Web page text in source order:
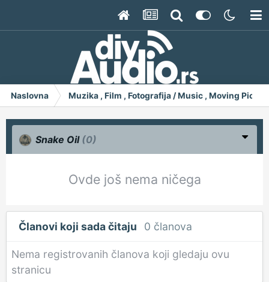
Naslovna Muzika , Film , Fotografija / Music , Moving
Snake Oil (0)
Ovde još nema ničega
Članovi koji sada čitaju 0 članova
Nema registrovanih članova koji gledaju ovu
stranicu